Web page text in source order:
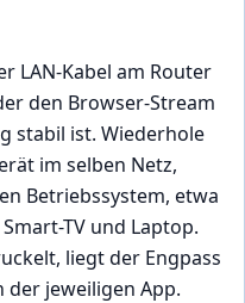
LAN-Kabel am Router
den Browser-Stream
stabil ist. Wiederhole
im selben Netz,
Betriebssystem, etwa
TV und Laptop.
liegt der Engpass
der jeweiligen App.